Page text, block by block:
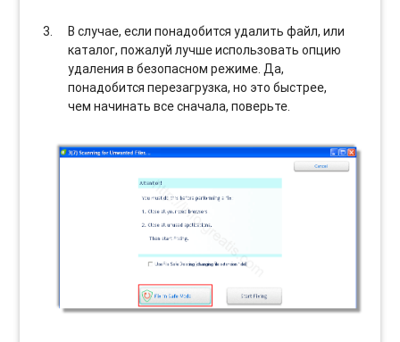
В случае, если понадобится удалить файл, или
каталог, пожалуй лучше использовать опцию
удаления в безопасном режиме. Да,
понадобится перезагрузка, но это быстрее,
чем начинать все сначала, поверьте.